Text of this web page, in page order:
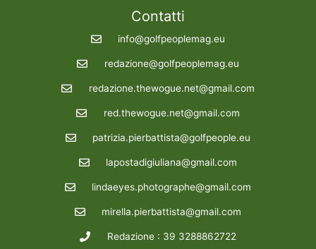
Contatti
info@golfpeoplemag.eu
redazione@golfpeoplemag.eu
redazione.thewogue.net@gmail.com
red.thewogue.net@gmail.com
patrizia.pierbattista@golfpeople.eu
lapostadigiuliana@gmail.com
lindaeyes.photographe@gmail.com
mirella.pierbattista@gmail.com
Redazione : 39 3288862722